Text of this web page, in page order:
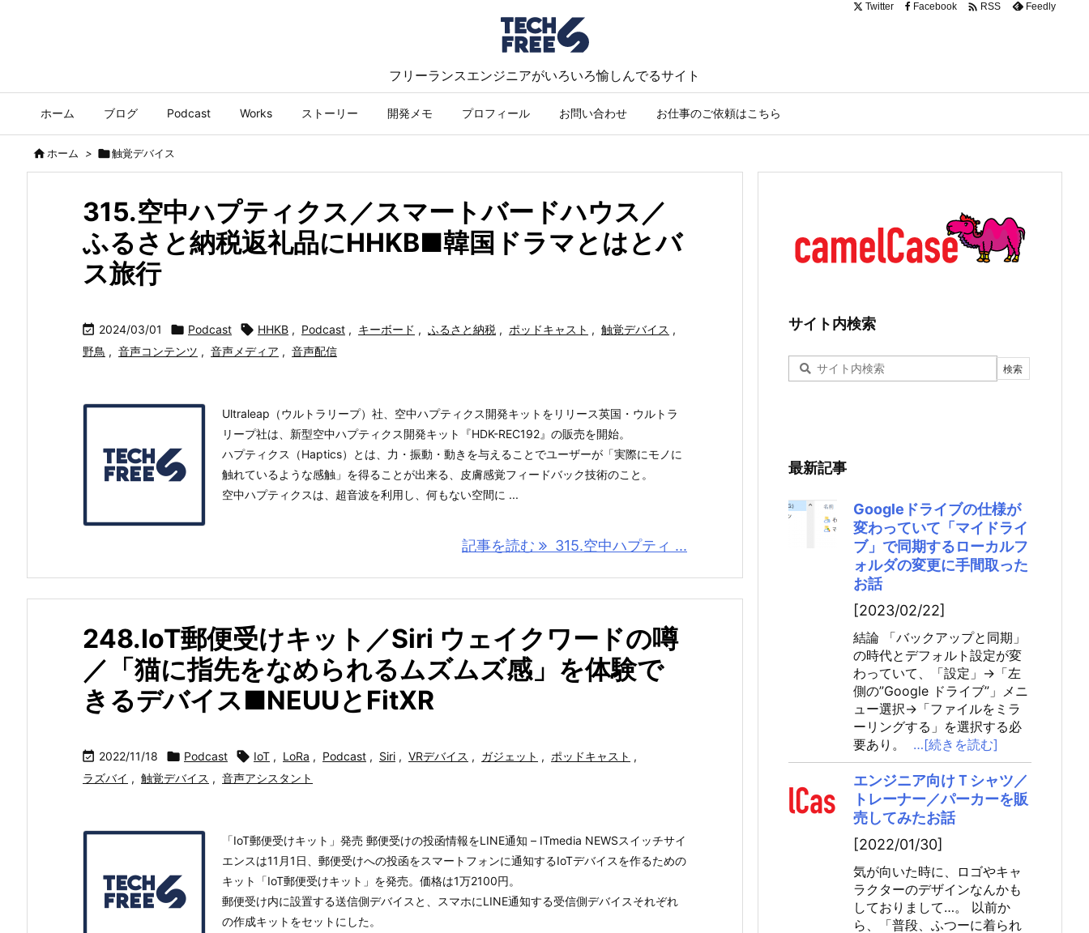
フリーランスエンジニアがいろいろ愉しんでるサイト
ホーム ブログ Podcast Works ストーリー 開発メモ プロフィール お問い合わせ お仕事のご依頼はこちら
Twitter Facebook  RSS Feedly
ホーム > 触覚デバイス
315.空中ハプティクス／スマートバードハウス／
ふるさと納税返礼品にHHKB■韓国ドラマとはとバ
ス旅行
 2024/03/01  Podcast  HHKB , Podcast , キーボード , ふるさと納税 , ポッドキャスト , 触覚デバイス ,
野鳥 , 音声コンテンツ , 音声メディア , 音声配信
Ultraleap（ウルトラリープ）社、空中ハプティクス開発キットをリリース英国・ウルトラ
リープ社は、新型空中ハプティクス開発キット『HDK-REC192』の販売を開始。
ハプティクス（Haptics）とは、⼒・振動・動きを与えることでユーザーが「実際にモノに
触れているような感触」を得ることが出来る、⽪膚感覚フィードバック技術のこと。
空中ハプティクスは、超音波を利用し、何もない空間に ...
記事を読む 315.空中ハプティ ...
248.IoT郵便受けキット／Siri ウェイクワードの噂
／「猫に指先をなめられるムズムズ感」を体験で
きるデバイス■NEUUとFitXR
 2022/11/18  Podcast  IoT , LoRa , Podcast , Siri , VRデバイス , ガジェット , ポッドキャスト ,
ラズバイ , 触覚デバイス , 音声アシスタント
「IoT郵便受けキット」発売 郵便受けの投函情報をLINE通知 – ITmedia NEWSスイッチサイ
エンスは11月1日、郵便受けへの投函をスマートフォンに通知するIoTデバイスを作るための
キット「IoT郵便受けキット」を発売。価格は1万2100円。
郵便受け内に設置する送信側デバイスと、スマホにLINE通知する受信側デバイスそれぞれ
の作成キットをセットにした。
サイト内検索
最新記事
Googleドライブの仕様が
変わっていて「マイドライ
ブ」で同期するローカルフ
ォルダの変更に手間取った
お話
[2023/02/22]
結論 「バックアップと同期」
の時代とデフォルト設定が変
わっていて、「設定」→「左
側の”Google ドライブ”」メニ
ュー選択→「ファイルをミラ
ーリングする」を選択する必
要あり。
…[続きを読む]
エンジニア向けＴシャツ／
トレーナー／パーカーを販
売してみたお話
[2022/01/30]
気が向いた時に、ロゴやキャ
ラクターのデザインなんかも
しておりまして…。 以前か
ら、「普段、ふつーに着られ